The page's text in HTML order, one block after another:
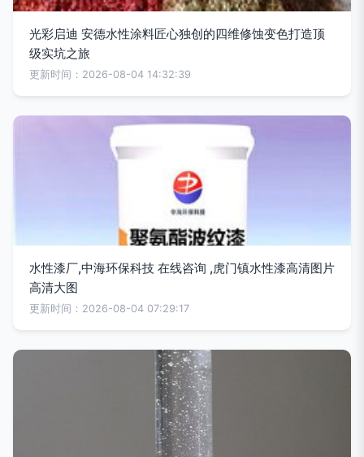
光彩启迪 安德水性涂料匠心独创的四维修蚀变色打造顶
级实坑之旅
更新时间：2026-08-04 14:32:39
水性漆厂,中海环保科技 在线咨询 ,虎门镇水性漆高清图片
高清大图
更新时间：2026-08-04 07:29:17